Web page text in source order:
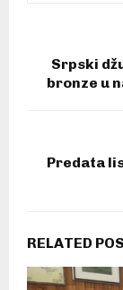
Srpski
bronze u
Predata
RELATED